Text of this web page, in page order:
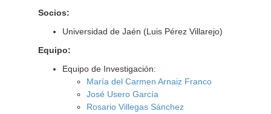
Socios:
Universidad de Jaén (Luis Pérez Villarejo)
Equipo:
Equipo de Investigación:
María del Carmen Arnaiz Franco
José Usero García
Rosario Villegas Sánchez